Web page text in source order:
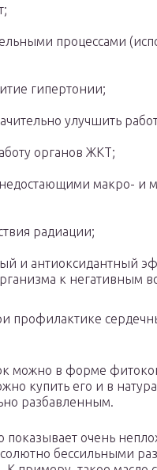
процессами
гипертонии;
улучшить
органов ЖКТ;
макро- и
радиации;
и антиоксидантный
к негативным
профилактике
можно в форме
купить его и в
разбавленным.
очень
бессильными